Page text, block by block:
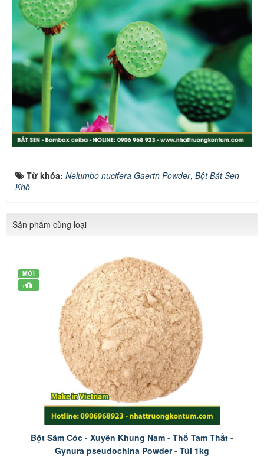
Từ khóa: Nelumbo nucifera Gaertn Powder, Bột Bát Sen
Khô
Sản phẩm cùng loại
MỚI
+
Bột Sâm Cóc - Xuyên Khung Nam - Thổ Tam Thất -
Gynura pseudochina Powder - Túi 1kg